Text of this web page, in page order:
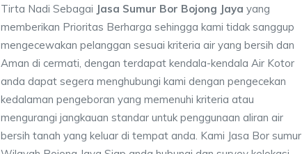
Tirta Nadi Sebagai Jasa Sumur Bor Bojong Jaya yang
memberikan Prioritas Berharga sehingga kami tidak sanggup
mengecewakan pelanggan sesuai kriteria air yang bersih dan
Aman di cermati, dengan terdapat kendala-kendala Air Kotor
anda dapat segera menghubungi kami dengan pengecekan
kedalaman pengeboran yang memenuhi kriteria atau
mengurangi jangkauan standar untuk penggunaan aliran air
bersih tanah yang keluar di tempat anda. Kami Jasa Bor sumur